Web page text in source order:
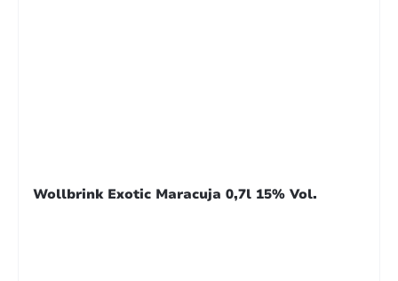
Wollbrink Exotic Maracuja 0,7l 15% Vol.